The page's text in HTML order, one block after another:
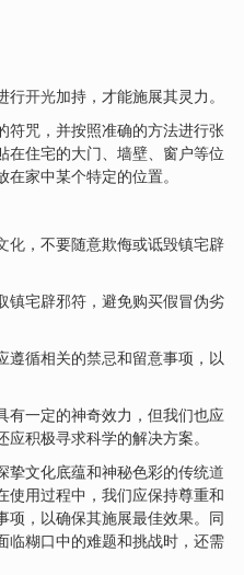
行开光加持，才能施展其灵力。
符咒，并按照准确的方法进行张
在住宅的大门、墙壁、窗户等位
家中某个特定的位置。
化 ，不要随意欺侮或诋毁镇宅辟
镇宅辟邪符，避免购买假冒伪劣
遵循相关的禁忌和留意事项，以
有一定的神奇效力，但我们也应
积极寻求科学的解决方案。
挚文化底蕴和神秘色彩的传统道
使用过程中，我们应保持尊重和
项，以确保其施展最佳效果。同
临糊口中的难题和挑战时，还需